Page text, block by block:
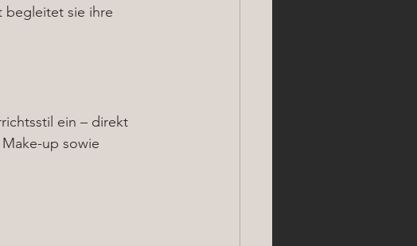
begleitet sie ihre
ein – direkt
up sowie